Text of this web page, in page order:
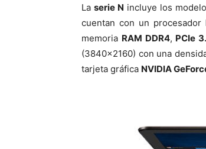
La serie N incluye los
cuentan con un procesador
memoria RAM DDR4, PCIe
(3840×2160) con una
tarjeta gráfica NVIDIA